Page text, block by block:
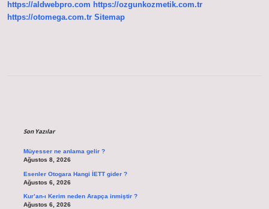
https://aldwebpro.com https://ozgunkozmetik.com.tr
https://otomega.com.tr Sitemap
Son Yazılar
Müyesser ne anlama gelir ?
Ağustos 8, 2026
Esenler Otogara Hangi İETT gider ?
Ağustos 6, 2026
Kur’an-ı Kerim neden Arapça inmiştir ?
Ağustos 6, 2026